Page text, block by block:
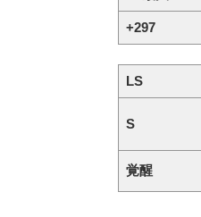
+297
LS
S
覚醒